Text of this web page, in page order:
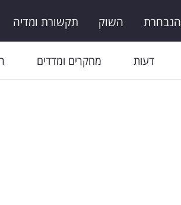
הנבחרת השוק תקשורת ומדיה
דעות מחקרים ומדדים